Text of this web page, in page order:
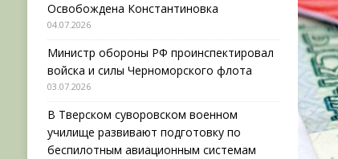
Освобождена Константиновка
04.07.2026
Министр обороны РФ проинспектировал
войска и силы Черноморского флота
03.07.2026
В Тверском суворовском военном
училище развивают подготовку по
беспилотным авиационным системам